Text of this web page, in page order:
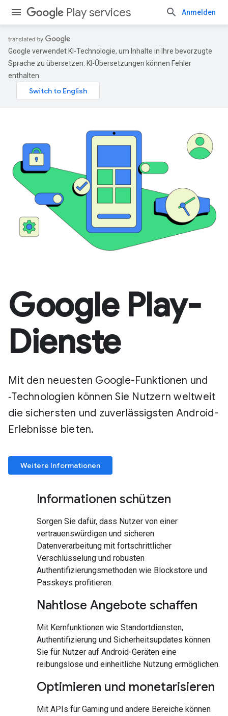
Play services Anmelden
Google verwendet KI-Technologie, um Inhalte in Ihre bevorzugte
Sprache zu übersetzen. KI-Übersetzungen können Fehler
enthalten.
Google Play-
Dienste
Mit den neuesten Google-Funktionen und
‑Technologien können Sie Nutzern weltweit
die sichersten und zuverlässigsten Android-
Erlebnisse bieten.
Weitere Informationen
Informationen schützen
Sorgen Sie dafür, dass Nutzer von einer
vertrauenswürdigen und sicheren
Datenverarbeitung mit fortschrittlicher
Verschlüsselung und robusten
Authentifizierungsmethoden wie Blockstore und
Passkeys profitieren.
Nahtlose Angebote schaffen
Mit Kernfunktionen wie Standortdiensten,
Authentifizierung und Sicherheitsupdates können
Sie für Nutzer auf Android-Geräten eine
reibungslose und einheitliche Nutzung ermöglichen.
Optimieren und monetarisieren
Mit APIs für Gaming und andere Bereiche können